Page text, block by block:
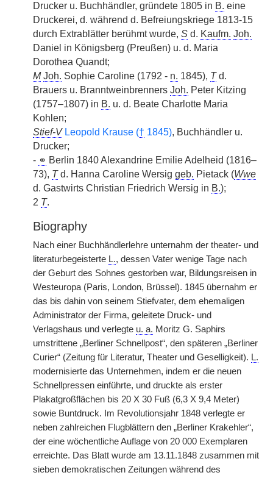
Drucker u. Buchhändler, gründete 1805 in B. eine
Druckerei, d. während d. Befreiungskriege 1813-15
durch Extrablätter berühmt wurde, S d. Kaufm. Joh.
Daniel in Königsberg (Preußen) u. d. Maria
Dorothea Quandt;
M Joh. Sophie Caroline (1792 - n. 1845), Td.
Brauers u. Branntweinbrenners Joh. Peter Kitzing
(1757–1807) in B. u. d. Beate Charlotte Maria
Kohlen;
Stief-V Leopold Krause († 1845), Buchhändler u.
Drucker;
- ⚭ Berlin 1840 Alexandrine Emilie Adelheid (1816–
73), Td. Hanna Caroline Wersig geb. Pietack (Wwe
d. Gastwirts Christian Friedrich Wersig in B.);
2 T.
Biography
Nach einer Buchhändlerlehre unternahm der theater- und
literaturbegeisterte L., dessen Vater wenige Tage nach
der Geburt des Sohnes gestorben war, Bildungsreisen in
Westeuropa (Paris, London, Brüssel). 1845 übernahm er
das bis dahin von seinem Stiefvater, dem ehemaligen
Administrator der Firma, geleitete Druck- und
Verlagshaus und verlegte u. a. Moritz G. Saphirs
umstrittene „Berliner Schnellpost“, den späteren „Berliner
Curier“ (Zeitung für Literatur, Theater und Geselligkeit). L.
modernisierte das Unternehmen, indem er die neuen
Schnellpressen einführte, und druckte als erster
Plakatgroßflächen bis 20 X 30 Fuß (6,3 X 9,4 Meter)
sowie Buntdruck. Im Revolutionsjahr 1848 verlegte er
neben zahlreichen Flugblättern den „Berliner Krakehler“,
der eine wöchentliche Auflage von 20 000 Exemplaren
erreichte. Das Blatt wurde am 13.11.1848 zusammen mit
sieben demokratischen Zeitungen während des